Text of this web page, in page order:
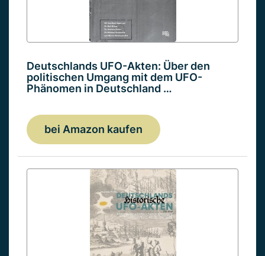
Deutschlands UFO-Akten: Über den
politischen Umgang mit dem UFO-
Phänomen in Deutschland …
bei Amazon kaufen